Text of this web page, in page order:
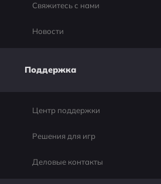
Свяжитесь с нами
Новости
Поддержка
Центр поддержки
Решения для игр
Деловые контакты